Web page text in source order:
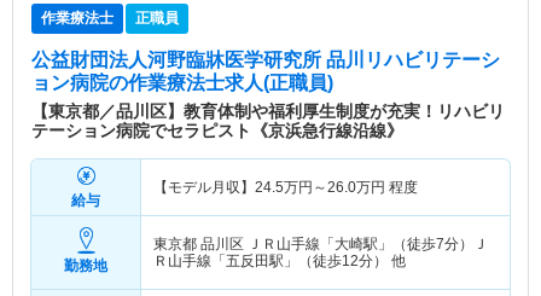
作業療法士 正職員
公益財団法人河野臨牀医学研究所 品川リハビリテーシ
ョン病院の作業療法士求人(正職員)
【東京都／品川区】教育体制や福利厚生制度が充実！リハビリ
テーション病院でセラピスト《京浜急行線沿線》
給与
【モデル月収】 24.5万円～26.0万円 程度
勤務地
東京都 品川区 ＪＲ山手線「大崎駅」（徒歩7分）Ｊ
Ｒ山手線「五反田駅」（徒歩12分） 他